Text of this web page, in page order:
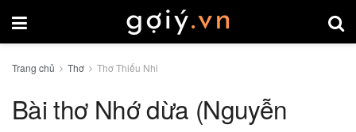
Trang chủ Thơ Thơ Thiếu Nhi
Bài thơ Nhớ dừa (Nguyễn